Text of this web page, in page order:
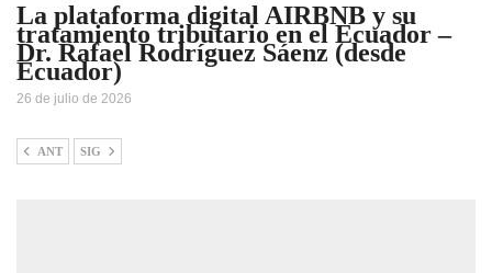
La plataforma digital AIRBNB y su
tratamiento tributario en el Ecuador –
Dr. Rafael Rodríguez Sáenz (desde
Ecuador)
26 de julio de 2026
ANT SIG